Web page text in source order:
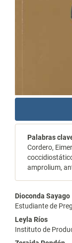
Palabras
Cordero,
amprolium,
principal
del
Dioconda Sayago
Estudiante de
Leyla Ríos
Instituto de